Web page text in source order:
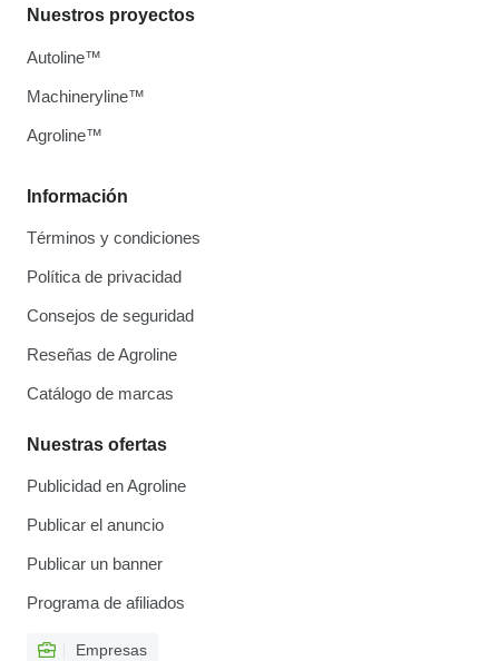
Información
Términos y condiciones
Política de privacidad
Consejos de seguridad
Reseñas de Agroline
Catálogo de marcas
Nuestras ofertas
Publicidad en Agroline
Publicar el anuncio
Publicar un banner
Programa de afiliados
Empresas
Nuestros proyectos
Autoline™
Machineryline™
Agroline™